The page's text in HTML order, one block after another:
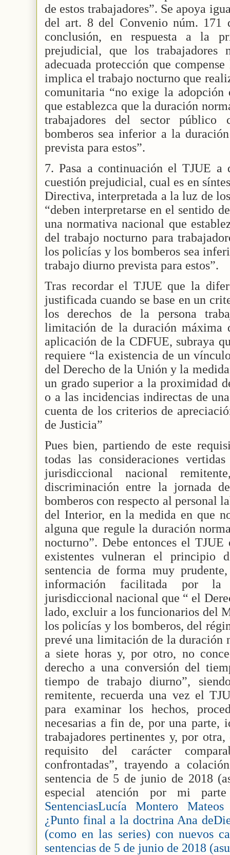
de estos trabajadores”. Se apoya
del art. 8 del Convenio núm.
conclusión, en respuesta a la
prejudicial, que los trabajadores
adecuada protección que
implica el trabajo nocturno que
comunitaria “no exige la
que establezca que la duración
trabajadores del sector
bomberos sea inferior a la
prevista para estos”.
7. Pasa a continuación el TJUE a
cuestión prejudicial, cual es en
Directiva, interpretada a la luz de
“deben interpretarse en el sentido
una normativa nacional que
del trabajo nocturno para
los policías y los bomberos sea
trabajo diurno prevista para estos”.
Tras recordar el TJUE que la
justificada cuando se base en un
los derechos de la persona
limitación de la duración máxima
aplicación de la CDFUE, subraya
requiere “la existencia de un
del Derecho de la Unión y la
un grado superior a la proximidad
o a las incidencias indirectas de
cuenta de los criterios de
de Justicia”
Pues bien, partiendo de este
todas las consideraciones
jurisdiccional nacional
discriminación entre la jornada
bomberos con respecto al personal
del Interior, en la medida en que
alguna que regule la duración
nocturno”. Debe entonces el
existentes vulneran el principio
sentencia de forma muy
información facilitada por la
jurisdiccional nacional que “ el
lado, excluir a los funcionarios del
los policías y los bomberos, del
prevé una limitación de la duración
a siete horas y, por otro, no
derecho a una conversión del
tiempo de trabajo diurno”,
remitente, recuerda una vez el
para examinar los hechos,
necesarias a fin de, por una parte,
trabajadores pertinentes y, por
requisito del carácter
confrontadas”, trayendo a
sentencia de 5 de junio de 2018
especial atención por mi
SentenciasLucía Montero
¿Punto final a la doctrina Ana
(como en las series) con nuevos
sentencias de 5 de junio de 2018